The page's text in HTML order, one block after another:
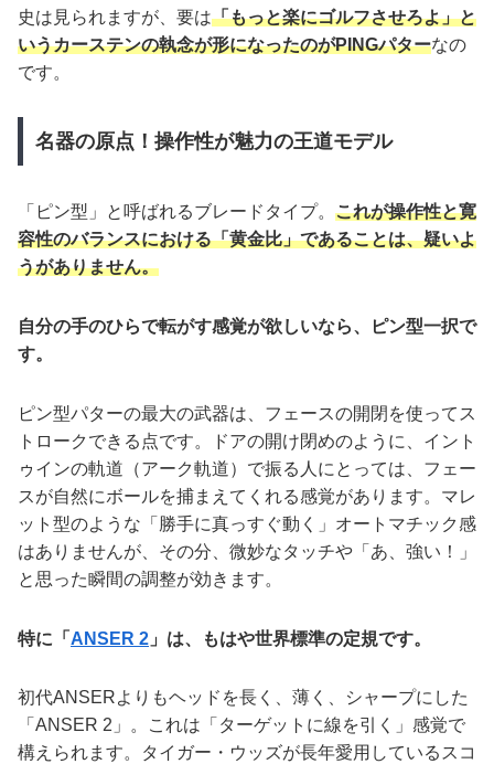
史は見られますが、要は「もっと楽にゴルフさせろよ」と
いうカーステンの執念が形になったのがPINGパターなの
です。
名器の原点！操作性が魅力の王道モデル
「ピン型」と呼ばれるブレードタイプ。 これが操作性と寛
容性のバランスにおける「黄金比」であることは、疑いよ
うがありません。
自分の手のひらで転がす感覚が欲しいなら、ピン型一択で
す。
ピン型パターの最大の武器は、フェースの開閉を使ってス
トロークできる点です。ドアの開け閉めのように、イント
ゥインの軌道（アーク軌道）で振る人にとっては、フェー
スが自然にボールを捕まえてくれる感覚があります。マレ
ット型のような「勝手に真っすぐ動く」オートマチック感
はありませんが、その分、微妙なタッチや「あ、強い！」
と思った瞬間の調整が効きます。
特に「 ANSER 2 」は、もはや世界標準の定規です。
初代ANSERよりもヘッドを長く、薄く、シャープにした
「ANSER 2」。これは「ターゲットに線を引く」感覚で
構えられます。タイガー・ウッズが長年愛用しているスコ